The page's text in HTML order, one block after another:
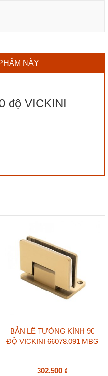
NÀY
độ VICKINI
BẢN LỀ TƯỜNG KÍNH 90
ĐỘ VICKINI 66078.091 MBG
302.500 ₫